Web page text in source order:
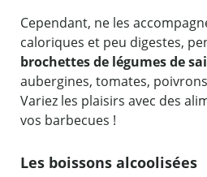
Cependant, ne les
caloriques et peu digestes,
brochettes de légumes de
aubergines, tomates,
Variez les plaisirs avec des
vos barbecues !
Les boissons alcoolisées